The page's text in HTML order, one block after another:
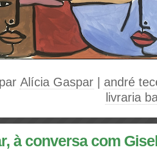
Alícia Gaspar
andré
livraria
à conversa com